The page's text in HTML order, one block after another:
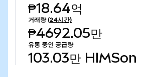
₱18.64억
거래량 (24시간)
₱4692.05만
유통 중인 공급량
103.03만 HIMSon